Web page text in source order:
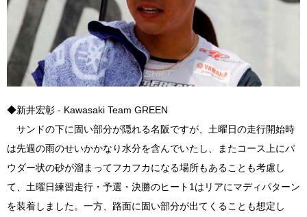
◆新井宏彰 - Kawasaki Team GREEN
サンドの下に固い部分が隠れる名阪ですが、土曜日の走行開始時
は先週の雨のせいかかなり水分を含んでいたし、またコース上にパ
ウダー状の砂が溜まってフカフカになる場所もあることも考慮し
て、土曜日練習走行・予選・決勝のヒート1はリアにマディパターン
を装着しました。一方、路面に固い部分が出てくることも想定し